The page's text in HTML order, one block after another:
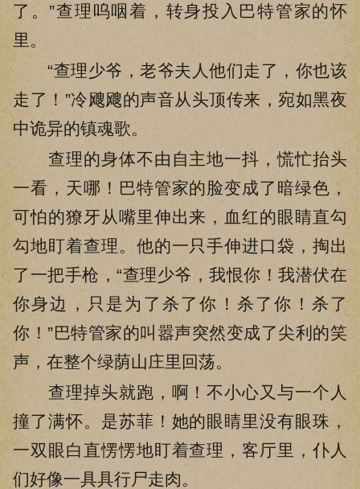
了。”查理呜咽着，转身投入巴特管家的怀
里。
“查理少爷，老爷夫人他们走了，你也该
走了！”冷飕飕的声音从头顶传来，宛如黑夜
中诡异的镇魂歌。
查理的身体不由自主地一抖，慌忙抬头
一看，天哪！巴特管家的脸变成了暗绿色，
可怕的獠牙从嘴里伸出来，血红的眼睛直勾
勾地盯着查理。他的一只手伸进口袋，掏出
了一把手枪，“查理少爷，我恨你！我潜伏在
你身边，只是为了杀了你！杀了你！杀了
你！”巴特管家的叫嚣声突然变成了尖利的笑
声，在整个绿荫山庄里回荡。
查理掉头就跑，啊！不小心又与一个人
撞了满怀。是苏菲！她的眼睛里没有眼珠，
一双眼白直愣愣地盯着查理，客厅里，仆人
们好像一具具行尸走肉。